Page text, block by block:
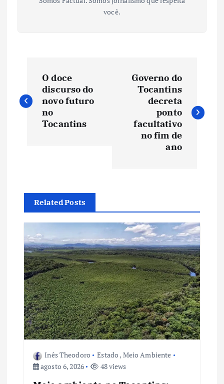
você.
a
a
ç
ã
o
d
e
P
O doce
discurso do
novo futuro
no
Tocantins
Governo do
Tocantins
decreta
ponto
facultativo
no fim de
ano
Related Posts
Inês Theodoro Estado , Meio Ambiente
agosto 6, 2026
48 views